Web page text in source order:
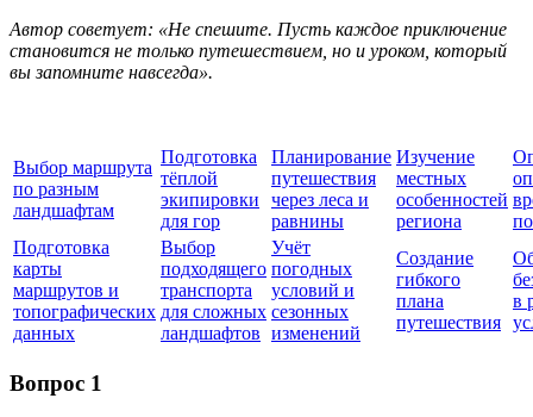
Автор советует: «Не спешите. Пусть каждое приключение
становится не только путешествием, но и уроком, который
вы запомните навсегда».
Выбор маршрута
по разным
ландшафтам
Подготовка
тёплой
экипировки
для гор
Планирование
путешествия
через леса и
равнины
Изучение
местных
особенностей
региона
Подготовка
карты
маршрутов и
топографических
данных
Выбор
подходящего
транспорта
для сложных
ландшафтов
Учёт
погодных
условий и
сезонных
изменений
Создание
гибкого
плана
путешествия
в
Вопрос 1